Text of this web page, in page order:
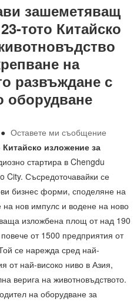
зашеметяващ
тото Китайско
на
развъждане с
оборудване
● Оставете ми съобщение
Китайско изложение за
стартира в Chengdu
City. Съсредоточавайки се
бизнес форми, споделяне на
нов импулс и водене на ново
изложбена площ от над 190
от 1500 предприятия от
се нарежда сред най-
от най-високо ниво в Азия,
верига на животновъдството.
на оборудване за